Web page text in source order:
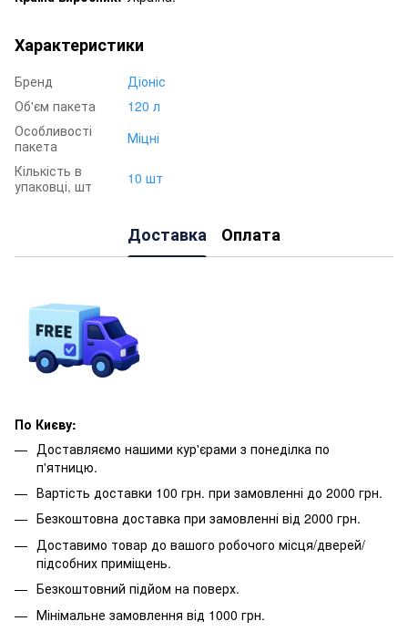
Характеристики
Бренд
Діоніс
Об'єм пакета
120 л
Особливості
пакета
Міцні
Кількість в
упаковці, шт
10 шт
Доставка Оплата
По Києву:
Доставляємо нашими кур'єрами з понеділка по
п'ятницю.
Вартість доставки 100 грн. при замовленні до 2000 грн.
Безкоштовна доставка при замовленні від 2000 грн.
Доставимо товар до вашого робочого місця/дверей/
підсобних приміщень.
Безкоштовний підйом на поверх.
Мінімальне замовлення від 1000 грн.